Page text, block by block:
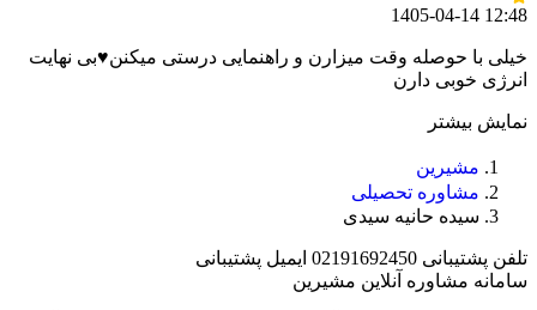
1405-04-14 12:48
خیلی با حوصله وقت میزارن و راهنمایی درستی میکنن♥️بی نهایت
انرژی خوبی دارن
نمایش بیشتر
مشیرین
مشاوره تحصیلی
سیده حانیه سیدی
تلفن پشتیبانی 02191692450 ایمیل پشتیبانی
سامانه مشاوره آنلاین مشیرین